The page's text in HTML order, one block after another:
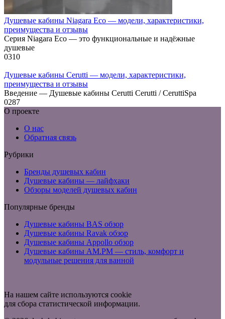
Душевые кабины Niagara Eco — модели, характеристики,
преимущества и отзывы
Серия Niagara Eco — это функциональные и надёжные
душевые
0310
Душевые кабины Cerutti — модели, характеристики,
преимущества и отзывы
Введение — Душевые кабины Cerutti Cerutti / CeruttiSpa
0287
О проекте
О нас
Обратная связь
Рубрики
Бренды душевых кабин
Душевые кабины — лайфхаки
Обзоры моделей душевых кабин
Популярные бренды
Душевые кабины BAS обзор
Душевые кабины Ravak обзор
Душевые кабины Appollo обзор
Душевые кабины AM.PM — стиль, комфорт и
модульные решения для ванной
На нашем сайте используются cookie
для сбора статистической информации.